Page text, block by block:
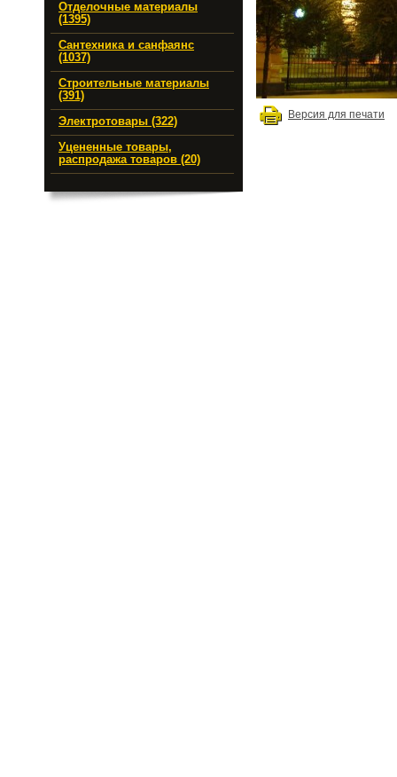
Отделочные материалы
(1395)
Сантехника и санфаянс
(1037)
Строительные материалы
(391)
Электротовары (322)
Уцененные товары,
распродажа товаров (20)
Версия для печати